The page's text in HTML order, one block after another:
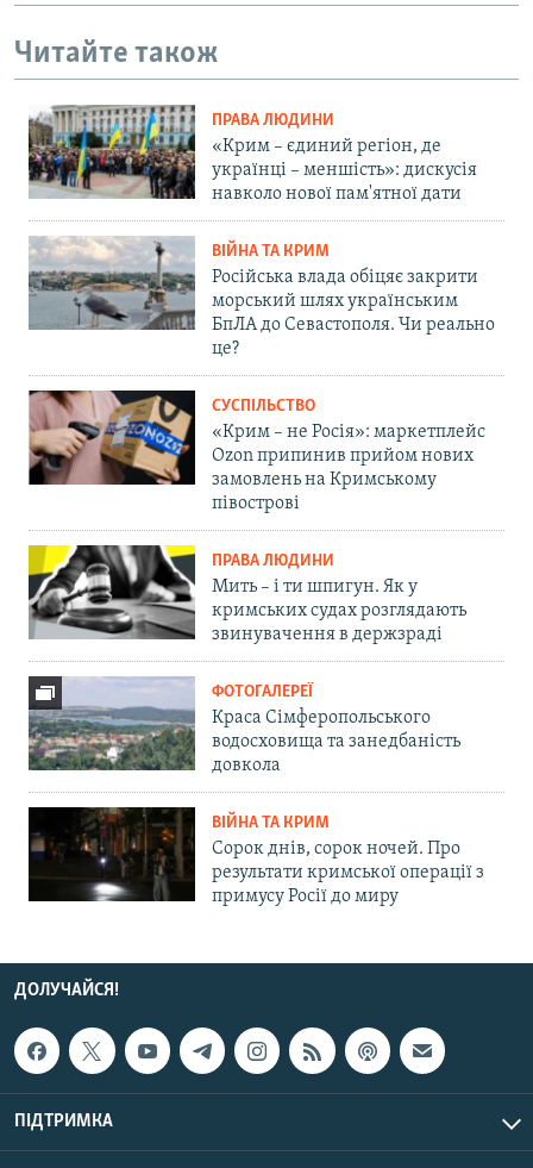
Читайте також
ПРАВА ЛЮДИНИ
«Крим – єдиний регіон, де
українці – меншість»: дискусія
навколо нової пам'ятної дати
ВІЙНА ТА КРИМ
Російська влада обіцяє закрити
морський шлях українським
БпЛА до Севастополя. Чи реально
це?
СУСПІЛЬСТВО
«Крим – не Росія»: маркетплейс
Ozon припинив прийом нових
замовлень на Кримському
півострові
ПРАВА ЛЮДИНИ
Мить – і ти шпигун. Як у
кримських судах розглядають
звинувачення в держзраді
ФОТОГАЛЕРЕЇ
Краса Сімферопольського
водосховища та занедбаність
довкола
ВІЙНА ТА КРИМ
Сорок днів, сорок ночей. Про
результати кримської операції з
примусу Росії до миру
ДОЛУЧАЙСЯ!
ПІДТРИМКА